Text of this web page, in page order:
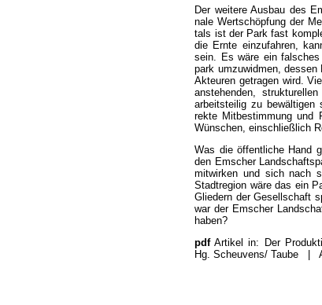
Der wei­tere Aus­bau des
nale Wert­schöpfung der
tals ist der Park fast
die Ern­te ein­zu­fah­ren,
sein. Es wäre ein
park um­zu­wid­men,
Akteuren ge­tra­gen wird.
an­stehen­den,
arbeits­tei­lig zu
rekte Mit­be­stim­mung und
Wün­schen, ein­schließ­lich
Was die öffent­liche Hand
den Emscher
mit­wirken und sich nach
Stadt­region wäre das ein
Glie­dern der Ge­sell­schaft
war der Em­scher
haben?
pdf Artikel in: Der
Hg. Scheu­vens/ Tau­be |